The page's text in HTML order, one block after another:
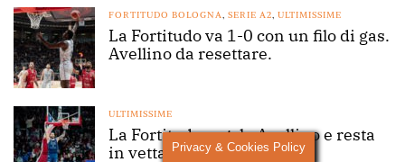
FORTITUDO BOLOGNA, SERIE A2, ULTIMISSIME
La Fortitudo va 1-0 con un filo di gas.
Avellino da resettare.
ULTIMISSIME
La Fortitudo regola Avellino e resta
in vetta
Privacy & Cookies Policy